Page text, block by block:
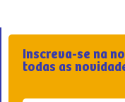
Inscreva-se na
todas as